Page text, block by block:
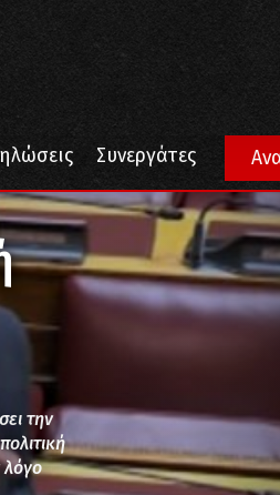
Συνεργάτες
(ΒΙΝΤΕΟ)
την
λόγο